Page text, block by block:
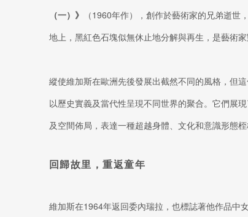
（一）》
（1960年作），創作於藝術家的兄弟逝
地上，黑紅色石塊似無休止地分解與再生，是藝術家
縱使維加斯在歐洲先後發展出截然不同的風格，但
以歷史實義及當代性呈現不同世界的聚合。它們展
及空間佈局，表達一種超越身體、文化和意識形態桎
回歸故里，重返童年
維加斯在1964年返回委內瑞拉，也標誌著他作品中